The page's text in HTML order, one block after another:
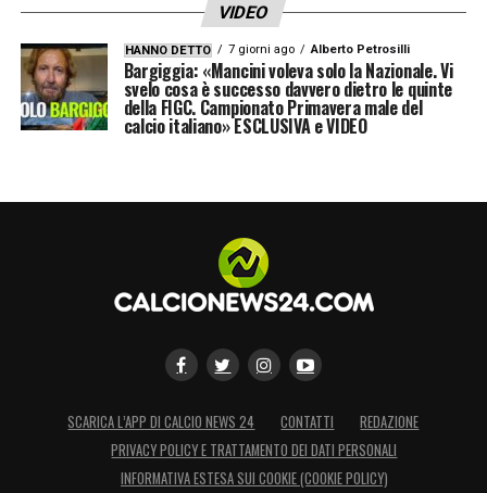
VIDEO
HANNO DETTO 7 giorni ago Alberto Petrosilli
Bargiggia: «Mancini voleva solo la Nazionale. Vi
svelo cosa è successo davvero dietro le quinte
della FIGC. Campionato Primavera male del
calcio italiano» ESCLUSIVA e VIDEO
SCARICA L’APP DI CALCIO NEWS 24 CONTATTI
REDAZIONE
PRIVACY POLICY E TRATTAMENTO DEI DATI PERSONALI
INFORMATIVA ESTESA SUI COOKIE (COOKIE POLICY)